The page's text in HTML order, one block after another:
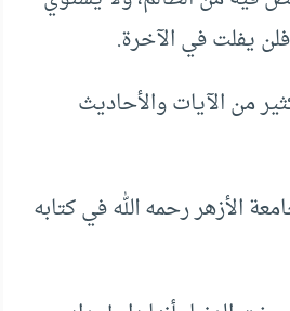
يفلت في الآخرة.
من الآيات والأحاديث
الأزهر رحمه الله في كتابه